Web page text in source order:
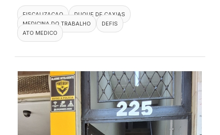
FISCALIZACAO
DUQUE DE CAXIAS
MEDICINA DO TRABALHO
DEFIS
ATO MEDICO